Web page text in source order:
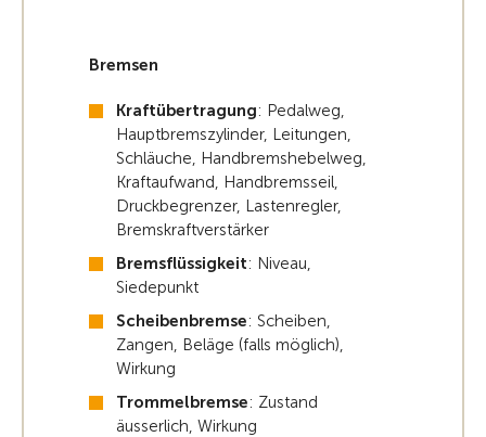
Bremsen
Kraftübertragung: Pedalweg,
Hauptbremszylinder, Leitungen,
Schläuche, Handbremshebelweg,
Kraftaufwand, Handbremsseil,
Druckbegrenzer, Lastenregler,
Bremskraftverstärker
Bremsflüssigkeit: Niveau,
Siedepunkt
Scheibenbremse: Scheiben,
Zangen, Beläge (falls möglich),
Wirkung
Trommelbremse: Zustand
äusserlich, Wirkung